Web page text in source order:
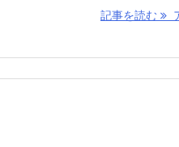
記事を読む